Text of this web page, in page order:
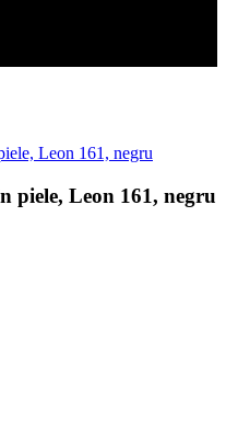
Leon 161, negru
piele, Leon 161, negru